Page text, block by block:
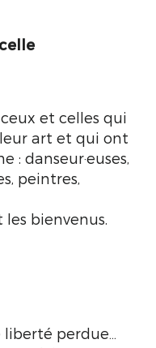
ceux et celles qui
art et qui ont
: danseur·euses,
peintres,
les bienvenus.
perdue…